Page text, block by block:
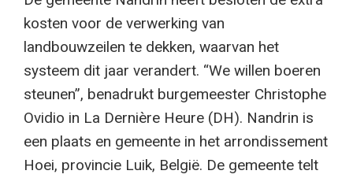
kosten voor de verwerking van
landbouwzeilen te dekken, waarvan het
systeem dit jaar verandert. “We willen boeren
steunen”, benadrukt burgemeester Christophe
Ovidio in La Dernière Heure (DH). Nandrin is
een plaats en gemeente in het arrondissement
Hoei, provincie Luik, België. De gemeente telt